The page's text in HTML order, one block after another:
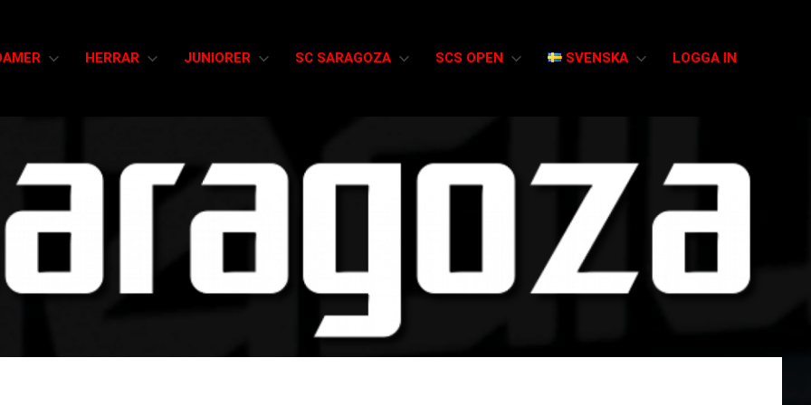
HERRAR JUNIORER SC SARAGOZA SCS OPEN SVENSKA LOGGA IN